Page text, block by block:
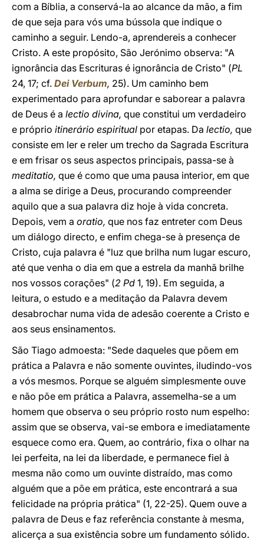
com a Bíblia, a conservá-la ao alcance da mão, a fim
de que seja para vós uma bússola que indique o
caminho a seguir. Lendo-a, aprendereis a conhecer
Cristo. A este propósito, São Jerónimo observa: "A
ignorância das Escrituras é ignorância de Cristo" (PL
24, 17; cf. Dei Verbum, 25). Um caminho bem
experimentado para aprofundar e saborear a palavra
de Deus é a lectio divina, que constitui um verdadeiro
e próprio itinerário espiritual por etapas. Da lectio, que
consiste em ler e reler um trecho da Sagrada Escritura
e em frisar os seus aspectos principais, passa-se à
meditatio, que é como que uma pausa interior, em que
a alma se dirige a Deus, procurando compreender
aquilo que a sua palavra diz hoje à vida concreta.
Depois, vem a oratio, que nos faz entreter com Deus
um diálogo directo, e enfim chega-se à presença de
Cristo, cuja palavra é "luz que brilha num lugar escuro,
até que venha o dia em que a estrela da manhã brilhe
nos vossos corações" (2 Pd 1, 19). Em seguida, a
leitura, o estudo e a meditação da Palavra devem
desabrochar numa vida de adesão coerente a Cristo e
aos seus ensinamentos.
São Tiago admoesta: "Sede daqueles que põem em
prática a Palavra e não somente ouvintes, iludindo-vos
a vós mesmos. Porque se alguém simplesmente ouve
e não põe em prática a Palavra, assemelha-se a um
homem que observa o seu próprio rosto num espelho:
assim que se observa, vai-se embora e imediatamente
esquece como era. Quem, ao contrário, fixa o olhar na
lei perfeita, na lei da liberdade, e permanece fiel à
mesma não como um ouvinte distraído, mas como
alguém que a põe em prática, este encontrará a sua
felicidade na própria prática" (1, 22-25). Quem ouve a
palavra de Deus e faz referência constante à mesma,
alicerça a sua existência sobre um fundamento sólido.